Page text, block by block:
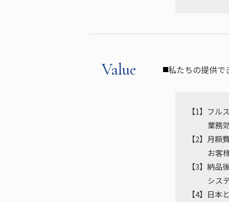
Value 私たちの提供で
【1】フ
業務
【2】月
お客
【3】納
シス
【4】日